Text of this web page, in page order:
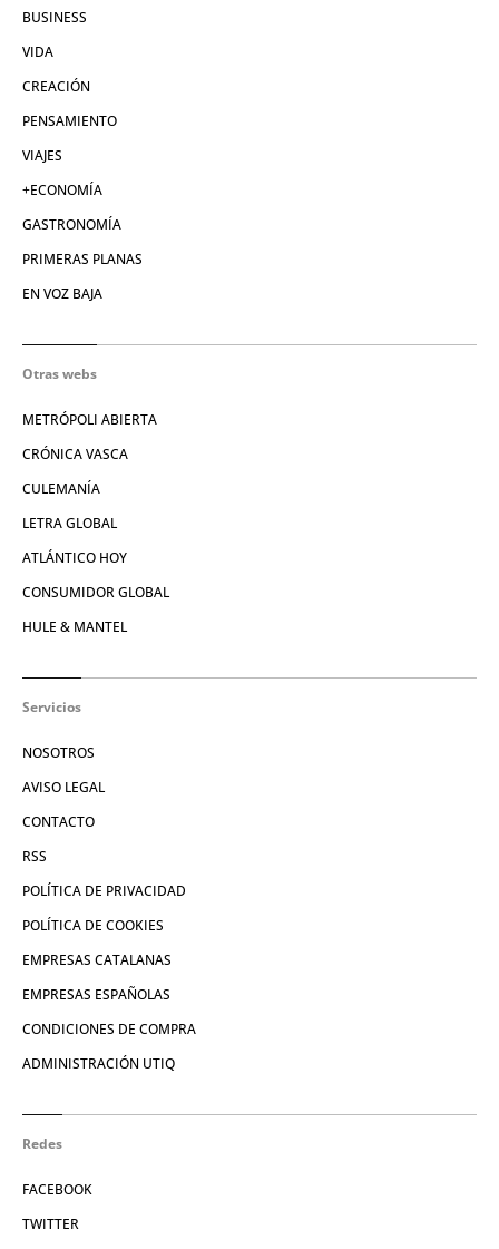
BUSINESS
VIDA
CREACIÓN
PENSAMIENTO
VIAJES
+ECONOMÍA
GASTRONOMÍA
PRIMERAS PLANAS
EN VOZ BAJA
Otras webs
METRÓPOLI ABIERTA
CRÓNICA VASCA
CULEMANÍA
LETRA GLOBAL
ATLÁNTICO HOY
CONSUMIDOR GLOBAL
HULE & MANTEL
Servicios
NOSOTROS
AVISO LEGAL
CONTACTO
RSS
POLÍTICA DE PRIVACIDAD
POLÍTICA DE COOKIES
EMPRESAS CATALANAS
EMPRESAS ESPAÑOLAS
CONDICIONES DE COMPRA
ADMINISTRACIÓN UTIQ
Redes
FACEBOOK
TWITTER